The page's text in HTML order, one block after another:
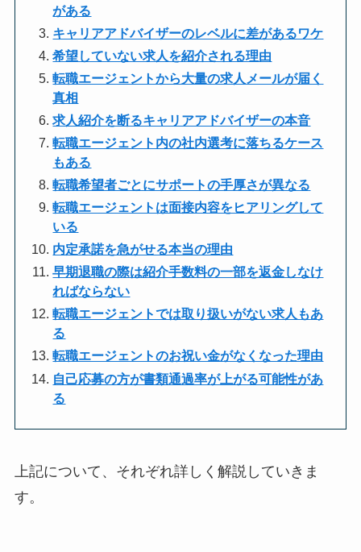
がある
キャリアアドバイザーのレベルに差があるワケ
希望していない求人を紹介される理由
転職エージェントから大量の求人メールが届く
真相
求人紹介を断るキャリアアドバイザーの本音
転職エージェント内の社内選考に落ちるケース
もある
転職希望者ごとにサポートの手厚さが異なる
転職エージェントは面接内容をヒアリングして
いる
内定承諾を急がせる本当の理由
早期退職の際は紹介手数料の一部を返金しなけ
ればならない
転職エージェントでは取り扱いがない求人もあ
る
転職エージェントのお祝い金がなくなった理由
自己応募の方が書類通過率が上がる可能性があ
る
上記について、それぞれ詳しく解説していきま
す。